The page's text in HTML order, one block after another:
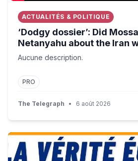
ACTUALITÉS & POLITIQUE
‘Dodgy dossier’: Did
Netanyahu about the Iran
Aucune description.
PRO
The Telegraph • 6 août 2026
Incendies : l’incroyable vérité